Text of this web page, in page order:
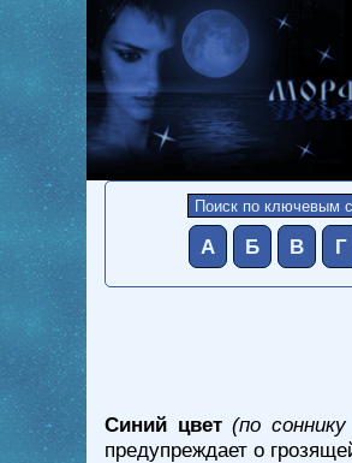
А Б В Г
Синий цвет (по
предупреждает о